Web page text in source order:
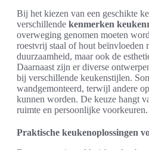
Bij het kiezen van een geschikte
verschillende kenmerken
overweging genomen moeten
roestvrij staal of hout beïnvloeden
duurzaamheid, maar ook de
Daarnaast zijn er diverse
bij verschillende keukenstijlen.
wandgemonteerd, terwijl andere
kunnen worden. De keuze hangt
ruimte en persoonlijke voorkeuren.
Praktische keukenoplossingen